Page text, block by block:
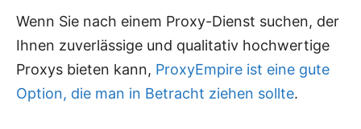
Wenn Sie nach einem Proxy-Dienst suchen, der
Ihnen zuverlässige und qualitativ hochwertige
Proxys bieten kann, ProxyEmpire ist eine gute
Option, die man in Betracht ziehen sollte.